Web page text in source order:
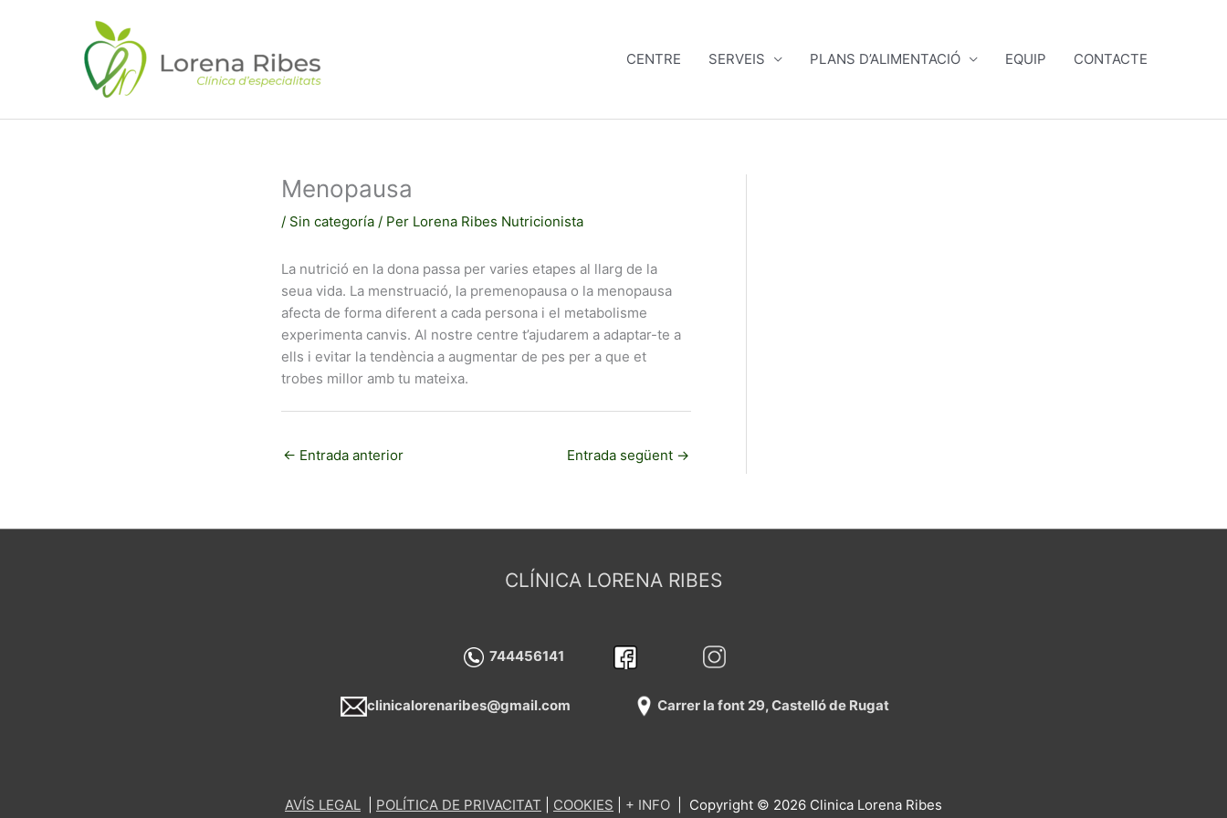
CENTRE SERVEIS PLANS D’ALIMENTACIÓ EQUIP CONTACTE
Menopausa
/ Sin categoría / Per Lorena Ribes Nutricionista
La nutrició en la dona passa per varies etapes al llarg de la
seua vida. La menstruació, la premenopausa o la menopausa
afecta de forma diferent a cada persona i el metabolisme
experimenta canvis. Al nostre centre t’ajudarem a adaptar-te a
ells i evitar la tendència a augmentar de pes per a que et
trobes millor amb tu mateixa.
← Entrada anterior Entrada següent →
CLÍNICA LORENA RIBES
744456141
clinicalorenaribes@gmail.com Carrer la font 29, Castelló de Rugat
AVÍS LEGAL POLÍTICA DE PRIVACITAT COOKIES + INFO | Copyright © 2026 Clinica Lorena Ribes